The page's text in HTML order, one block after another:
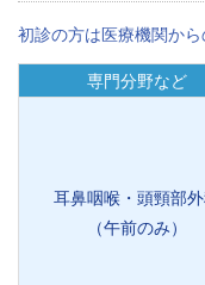
ご意見
内視鏡外科手術
初診の方は医療機関から
専門分野など
耳鼻咽喉・頭頸部
（午前のみ）